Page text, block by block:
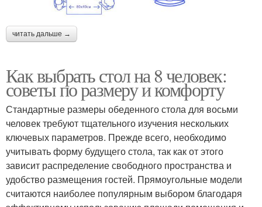
читать дальше →
Как выбрать стол на 8 человек:
советы по размеру и комфорту
Стандартные размеры обеденного стола для восьми
человек требуют тщательного изучения нескольких
ключевых параметров. Прежде всего, необходимо
учитывать форму будущего стола, так как от этого
зависит распределение свободного пространства и
удобство размещения гостей. Прямоугольные модели
считаются наиболее популярным выбором благодаря